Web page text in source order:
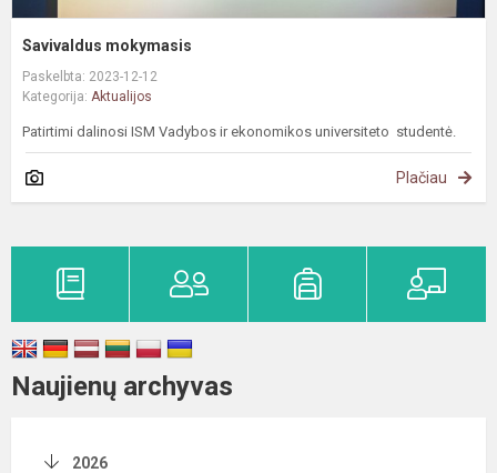
Savivaldus mokymasis
Paskelbta: 2023-12-12
Kategorija: Aktualijos
Patirtimi dalinosi ISM Vadybos ir ekonomikos universiteto studentė.
Plačiau
Naujienų archyvas
2026